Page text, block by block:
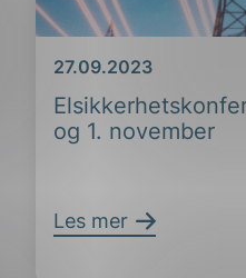
og 1. november
Dato
27.09.2023
Les mer